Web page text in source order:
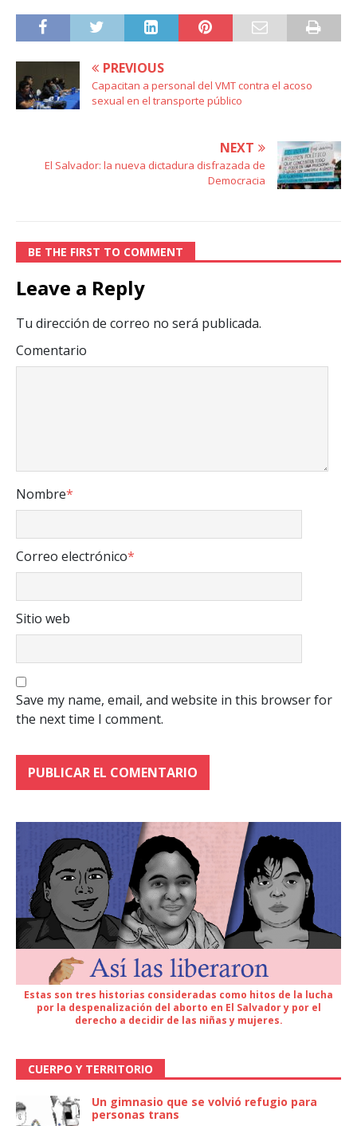
PREVIOUS
Capacitan a personal del VMT contra el acoso
sexual en el transporte público
NEXT
El Salvador: la nueva dictadura disfrazada de
Democracia
BE THE FIRST TO COMMENT
Leave a Reply
Tu dirección de correo no será publicada.
Comentario
Nombre*
Correo electrónico*
Sitio web
Save my name, email, and website in this browser for
the next time I comment.
Estas son tres historias consideradas como hitos de la lucha
por la despenalización del aborto en El Salvador y por el
derecho a decidir de las niñas y mujeres.
CUERPO Y TERRITORIO
Un gimnasio que se volvió refugio para
personas trans